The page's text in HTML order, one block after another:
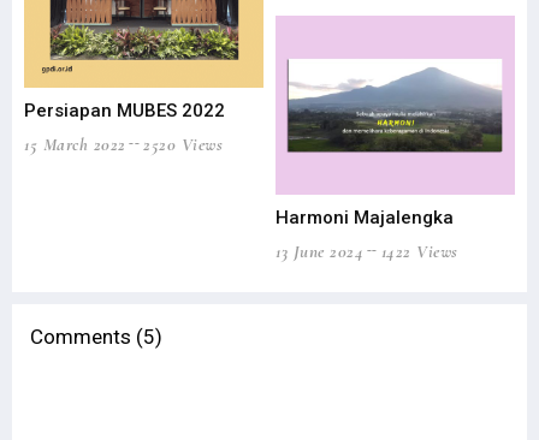
Persiapan MUBES 2022
15 March 2022
2520 Views
Harmoni Majalengka
13 June 2024
1422 Views
Comments (5)